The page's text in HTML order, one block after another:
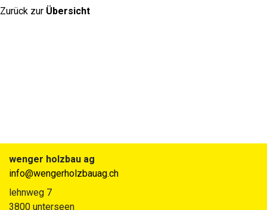
Zurück zur Übersicht
wenger holzbau ag
info@wengerholzbauag.ch
lehnweg 7
3800 unterseen